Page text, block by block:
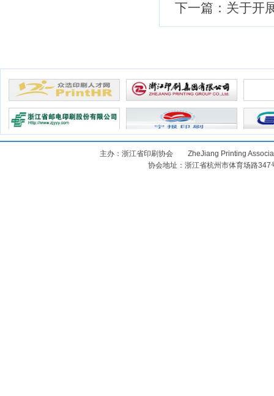
下一篇： 关于开
主办：浙江省印刷协会 ZheJiang Printing
协会地址：浙江省杭州市体育场路